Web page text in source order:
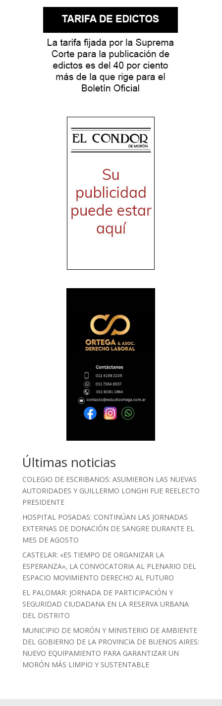
Últimas noticias
COLEGIO DE ESCRIBANOS: ASUMIERON LAS NUEVAS
AUTORIDADES Y GUILLERMO LONGHI FUE REELECTO
PRESIDENTE
HOSPITAL POSADAS: CONTINÚAN LAS JORNADAS
EXTERNAS DE DONACIÓN DE SANGRE DURANTE EL
MES DE AGOSTO
CASTELAR: «ES TIEMPO DE ORGANIZAR LA
ESPERANZA», LA CONVOCATORIA AL PLENARIO DEL
ESPACIO MOVIMIENTO DERECHO AL FUTURO
EL PALOMAR: JORNADA DE PARTICIPACIÓN Y
SEGURIDAD CIUDADANA EN LA RESERVA URBANA
DEL DISTRITO
MUNICIPIO DE MORÓN Y MINISTERIO DE AMBIENTE
DEL GOBIERNO DE LA PROVINCIA DE BUENOS AIRES:
NUEVO EQUIPAMIENTO PARA GARANTIZAR UN
MORÓN MÁS LIMPIO Y SUSTENTABLE